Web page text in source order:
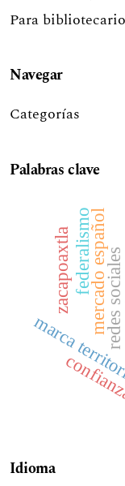
Para
Navegar
Categorías
Palabras clave
redes sociales
marca
mercado español
federalismo
zacapoaxtla
Idioma